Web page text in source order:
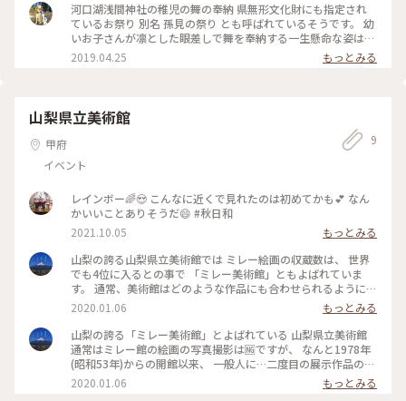
河口湖浅間神社の稚児の舞の奉納 県無形文化財にも指定され
ているお祭り 別名 孫見の祭り とも呼ばれているそうです。 幼
いお子さんが凛とした眼差しで舞を奉納する一生懸命な姿はな
んとも可愛らしくとても癒されました♡ この河口湖浅間神社
の裏手を登って行くと 母の白滝があり その駐車場辺りからの
浅間神社##稚児の舞#お祭り###華やぐ #
2019.04.25 もっとみる
山梨県立美術館
甲府
イベント
9
レインボー🌈😍 こんなに近くで見れたのは初めてかも💕 なん
かいいことありそうだ😄 #秋日和
2021.10.05
もっとみる
山梨の誇る山梨県立美術館では ミレー絵画の収蔵数は、 世界
でも4位に入るとの事で 「ミレー美術館」ともよばれていま
す。 通常、美術館はどのような作品にも合わせられるように白
い壁が基調となりますが、 ミレーとバルビゾン派に特化した
「ミレー館」では 第1室(ミレー絵画)は赤系色、 第2室(他バル
ビゾン派の絵画)は緑系色の壁とし、 斬新でありながらも作品
が映えるようにしているそうです。 ちなみに、1月末まで 有名
な「種をまく人」は 海外のゴッホ美術館へ貸出中との事です。
#山梨県#山梨#ことりっぷ山梨#わたしの街#山梨県立美術館#
ミレー美術館#ミレー#絵画#バルビゾン派#ミレー館は超久し
2020.01.06
もっとみる
山梨の誇る「ミレー美術館」とよばれている 山梨県立美術館
通常はミレー館の絵画の写真撮影は🆖ですが、 なんと1978年
(昭和53年)からの開館以来、 一般人に…二度目の展示作品の写
真撮影が許可された日 その日が今年の1月2日でした。 (前回は
2018年11月20日の山梨県民の日でした。) それで美術館へ出
2020.01.06 もっとみる